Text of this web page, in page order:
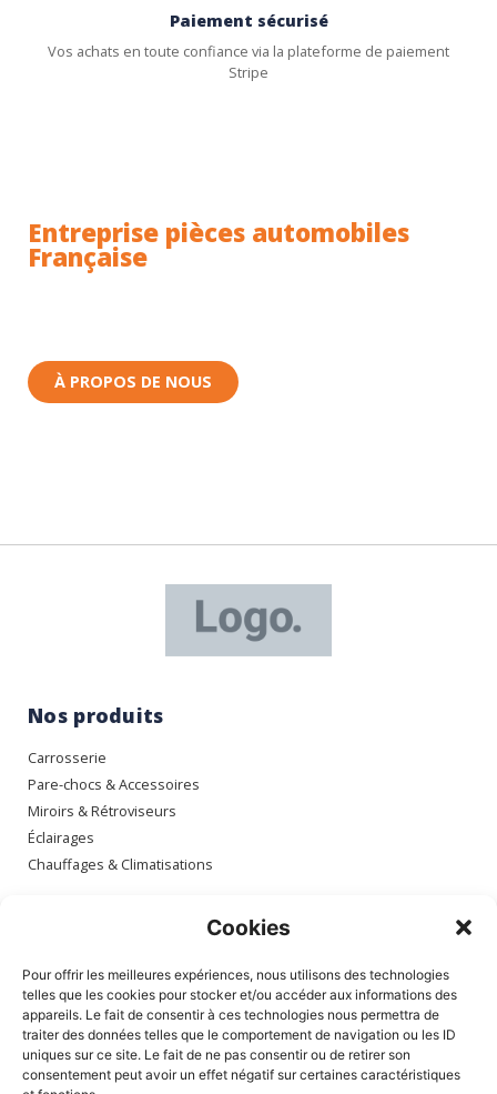
Cookies
Pour offrir les meilleures expériences, nous utilisons des technologies
telles que les cookies pour stocker et/ou accéder aux informations des
appareils. Le fait de consentir à ces technologies nous permettra de
traiter des données telles que le comportement de navigation ou les ID
uniques sur ce site. Le fait de ne pas consentir ou de retirer son
consentement peut avoir un effet négatif sur certaines caractéristiques
Paiement sécurisé
Vos achats en toute confiance via la plateforme de paiement
Stripe
Entreprise pièces automobiles
Française
À PROPOS DE NOUS
Nos produits
Carrosserie
Pare-chocs & Accessoires
Miroirs & Rétroviseurs
Éclairages
Chauffages & Climatisations
Mon compte
Mes commandes
Mes adresses
Mon panier